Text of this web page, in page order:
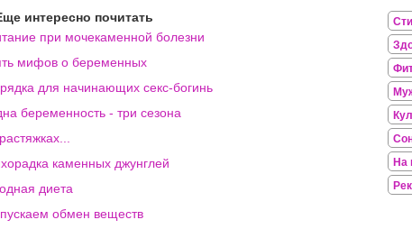
интересно почитать
при мочекаменной болезни
мифов о беременных
для начинающих секс-богинь
беременность - три сезона
каменных джунглей
диета
обмен веществ
На